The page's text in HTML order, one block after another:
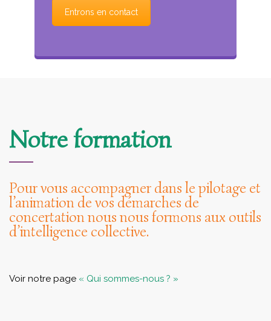
Entrons en contact
Notre formation
Pour vous accompagner dans le pilotage et
l’animation de vos démarches de
concertation nous nous formons aux outils
d’intelligence collective.
Voir notre page « Qui sommes-nous ? »